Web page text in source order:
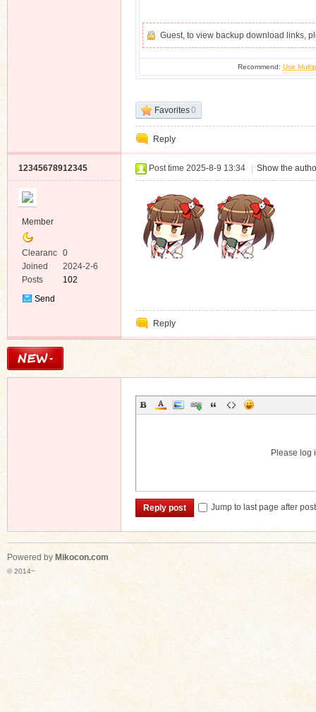
Guest, to view backup download links,
Recommend:Use
Favorites0
Reply
12345678912345
Member
Clearanc
e
0
Joined
2024-2-6
Posts
102
Send
Post time 2025-8-9 13:34 Show the
Reply
Please log
Reply post Jump to last page after
Powered by Mikocon.com
© 2014~